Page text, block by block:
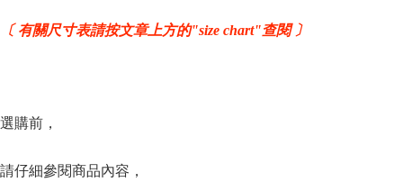
〔 有關尺寸表請按文章上方的"size chart"查閱 〕
選購前，
請仔細參閱商品內容，